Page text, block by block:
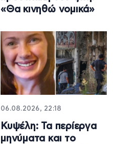
«Θα κινηθώ νομικά»
06.08.2026, 22:18
Κυψέλη: Τα περίεργα
μηνύματα και το